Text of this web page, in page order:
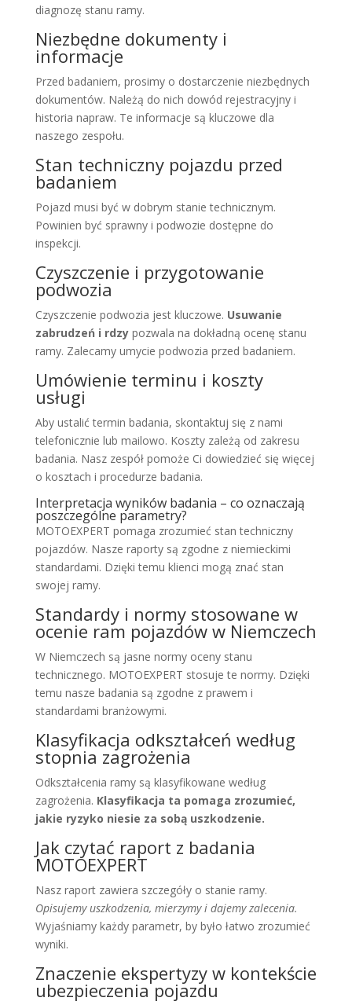
diagnozę stanu ramy.
Niezbędne dokumenty i
informacje
Przed badaniem, prosimy o dostarczenie niezbędnych
dokumentów. Należą do nich dowód rejestracyjny i
historia napraw. Te informacje są kluczowe dla
naszego zespołu.
Stan techniczny pojazdu przed
badaniem
Pojazd musi być w dobrym stanie technicznym.
Powinien być sprawny i podwozie dostępne do
inspekcji.
Czyszczenie i przygotowanie
podwozia
Czyszczenie podwozia jest kluczowe. Usuwanie
zabrudzeń i rdzypozwala na dokładną ocenę stanu
ramy. Zalecamy umycie podwozia przed badaniem.
Umówienie terminu i koszty
usługi
Aby ustalić termin badania, skontaktuj się z nami
telefonicznie lub mailowo. Koszty zależą od zakresu
badania. Nasz zespół pomoże Ci dowiedzieć się więcej
o kosztach i procedurze badania.
Interpretacja wyników badania – co oznaczają
poszczególne parametry?
MOTOEXPERT pomaga zrozumieć stan techniczny
pojazdów. Nasze raporty są zgodne z niemieckimi
standardami. Dzięki temu klienci mogą znać stan
swojej ramy.
Standardy i normy stosowane w
ocenie ram pojazdów w Niemczech
W Niemczech są jasne normy oceny stanu
technicznego. MOTOEXPERT stosuje te normy. Dzięki
temu nasze badania są zgodne z prawem i
standardami branżowymi.
Klasyfikacja odkształceń według
stopnia zagrożenia
Odkształcenia ramy są klasyfikowane według
zagrożenia. Klasyfikacja ta pomaga zrozumieć,
jakie ryzyko niesie za sobą uszkodzenie.
Jak czytać raport z badania
MOTOEXPERT
Nasz raport zawiera szczegóły o stanie ramy.
Opisujemy uszkodzenia, mierzymy i dajemy zalecenia.
Wyjaśniamy każdy parametr, by było łatwo zrozumieć
wyniki.
Znaczenie ekspertyzy w kontekście
ubezpieczenia pojazdu